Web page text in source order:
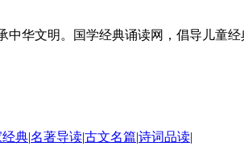
中华文明。国学经典诵读网，倡导儿童
典|名著导读|古文名篇|诗词品读|